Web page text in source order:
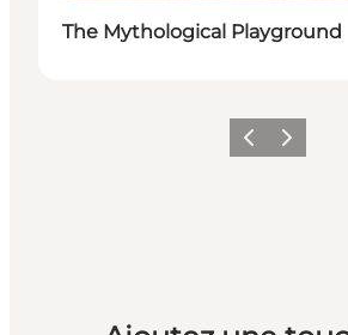
The Mythological Playground
PrécédentSuivant